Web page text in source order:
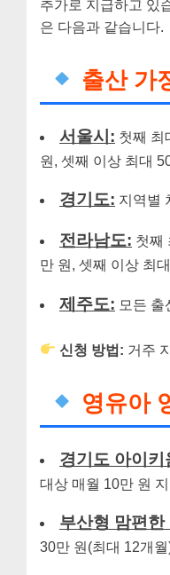
추가로 지급하고 있
은 다음과 같습니다.
출산 가
서울시: 첫째 최
원, 셋째 이상 최대
경기도: 지역별
전라남도: 첫째
만 원, 셋째 이상 최
제주도: 모든 출
신청 방법: 거주
영유아
경기도 아이키
대상 매월 10만 원 지
부산형 맘편
30만 원(최대 12개